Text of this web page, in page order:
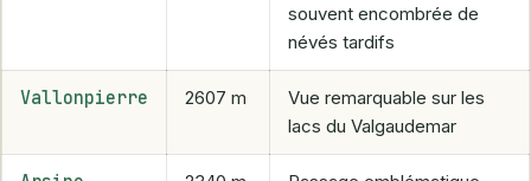
souvent encombrée de
névés tardifs
Vallonpierre 2607 m
Vue remarquable sur les
lacs du Valgaudemar